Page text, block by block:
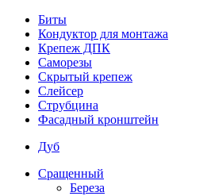
Биты
Кондуктор для монтажа
Крепеж ДПК
Саморезы
Скрытый крепеж
Слейсер
Струбцина
Фасадный кронштейн
Дуб
Сращенный
Береза